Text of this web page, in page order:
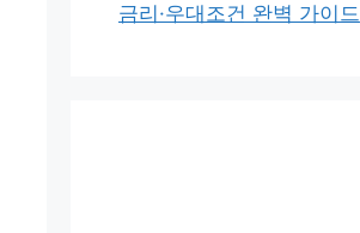
금리·우대조건 완벽 가이드